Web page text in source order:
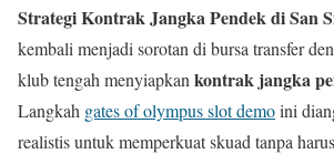
Strategi Kontrak Jangka Pendek di San
kembali menjadi sorotan di bursa transfer
klub tengah menyiapkan kontrak jangka
Langkah gates of olympus slot demoini
realistis untuk memperkuat skuad tanpa